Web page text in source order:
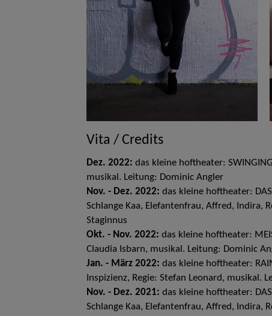
Vita / Credits
Dez. 2022: das kleine hoftheater:
musikal. Leitung: Dominic Angler
Nov. - Dez. 2022: das kleine hoftheater:
Schlange Kaa, Elefantenfrau, Affred, Indira,
Staginnus
Okt. - Nov. 2022: das kleine hoftheater:
Claudia Isbarn, musikal. Leitung: Dominic
Jan. - März 2022: das kleine hoftheater:
Inspizienz, Regie: Stefan Leonard, musikal.
Nov. - Dez. 2021: das kleine hoftheater:
Schlange Kaa, Elefantenfrau, Affred, Indira,